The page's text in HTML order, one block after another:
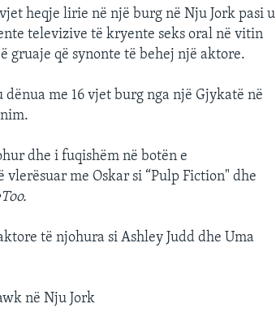
heqje lirie në një burg në Nju Jork pasi u
televizive të kryente seks oral në vitin
gruaje që synonte të behej një aktore.
me 16 vjet burg nga një Gjykatë në
dhe i fuqishëm në botën e
me Oskar si “Pulp Fiction" dhe
të njohura si Ashley Judd dhe Uma
në Nju Jork